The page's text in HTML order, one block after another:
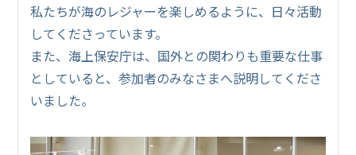
私たちが海のレジャーを楽しめるように、日々活動
してくださっています。
また、海上保安庁は、国外との関わりも重要な仕事
としていると、参加者のみなさまへ説明してくださ
いました。